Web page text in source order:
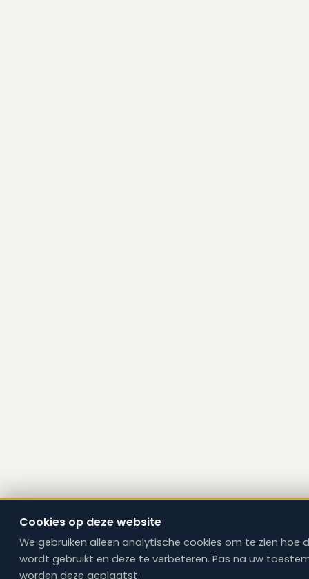
Cookies op deze website
We gebruiken alleen analytische cookies om te zien hoe
wordt gebruikt en deze te verbeteren. Pas na uw
worden deze geplaatst.